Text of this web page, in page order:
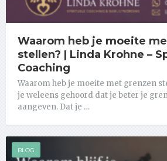
Waarom heb je moeite
stellen? | Linda Krohne –
Coaching
Waarom heb je moeite met grenzen
je weleens gehoord dat je beter je
aangeven. Dat je …
BLOG